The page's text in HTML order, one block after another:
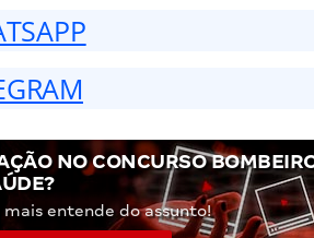
NO CONCURSO
entende do assunto!